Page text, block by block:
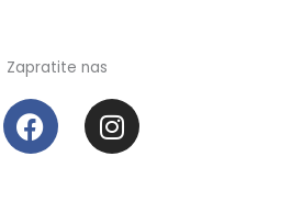
Zapratite nas
F
a
c
I
n
s